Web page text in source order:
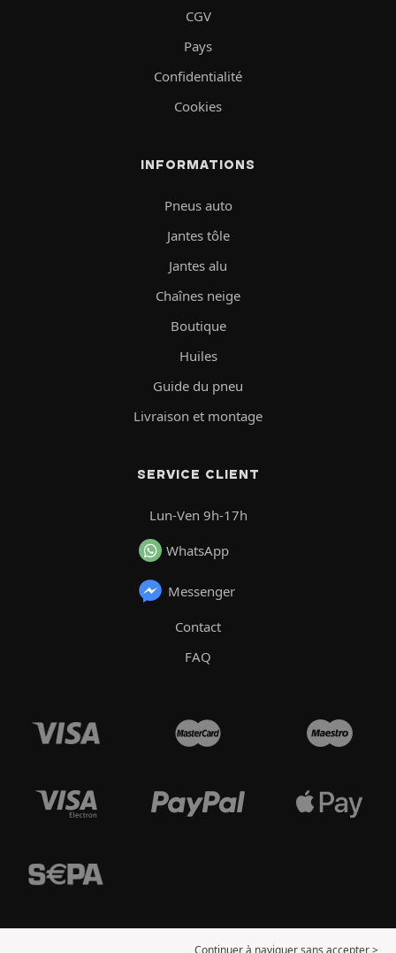
CGV
Pays
Confidentialité
Cookies
INFORMATIONS
Pneus auto
Jantes tôle
Jantes alu
Chaînes neige
Boutique
Huiles
Guide du pneu
Livraison et montage
SERVICE CLIENT
Lun-Ven 9h-17h
WhatsApp
Messenger
Contact
FAQ
Continuer à naviguer sans accepter >